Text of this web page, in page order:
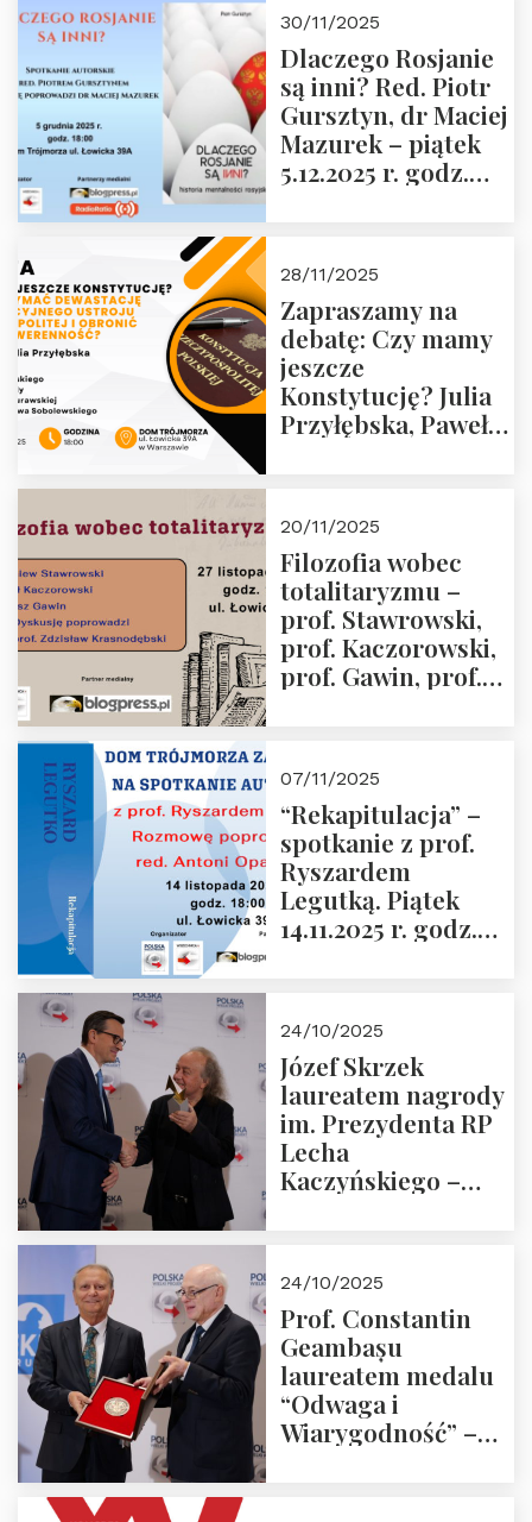
zwiedzanie
Muzeum Żołnierzy
Wyklętych i
Więźniów
Politycznych PRL o
godz. 16:00 – 19
30/11/2025
Dlaczego Rosjanie
są inni? Red. Piotr
Gursztyn, dr Maciej
Mazurek – piątek
5.12.2025 r. godz.
28/11/2025
Zapraszamy na
debatę: Czy mamy
jeszcze
Konstytucję? Julia
Przyłębska, Paweł
Przemysław
Sobolewski – 4
grudnia 2025 r.
godz. 18:00.
20/11/2025
Filozofia wobec
totalitaryzmu –
prof. Stawrowski,
prof. Kaczorowski,
prof. Gawin, prof.
07/11/2025
“Rekapitulacja” –
spotkanie z prof.
Ryszardem
Legutką. Piątek
14.11.2025 r. godz.
24/10/2025
Józef Skrzek
laureatem nagrody
im. Prezydenta RP
Lecha
Kaczyńskiego –
24/10/2025
Prof. Constantin
Geambașu
laureatem medalu
“Odwaga i
Wiarygodność” –